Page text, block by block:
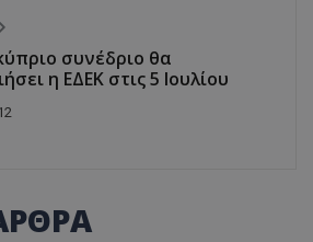
συνέδριο θα
η ΕΔΕΚ στις 5 Ιουλίου